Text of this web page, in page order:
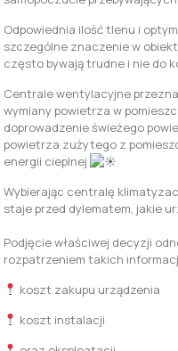
Odpowiednia ilość tlenu i
szczególne znaczenie w
często bywają trudne i nie do
Centrale wentylacyjne
wymiany powietrza w
doprowadzenie świeżego
powietrza zużytego z
energii cieplnej
Wybierając centralę
staje przed dylematem, jakie
Podjęcie właściwej decyzji
rozpatrzeniem takich
koszt zakupu urządze­nia
koszt instalacji